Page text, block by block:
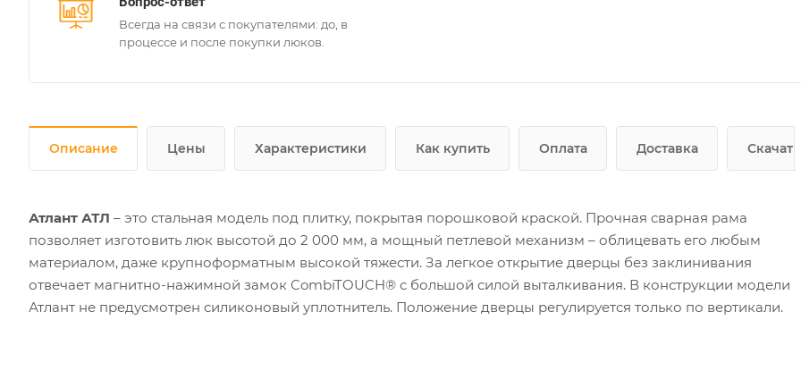
Всегда на связи с покупателями: до, в
процессе и после покупки люков.
Описание Цены Характеристики Как купить Оплата Доставка Скачать
Атлант АТЛ – это стальная модель под плитку, покрытая порошковой краской. Прочная сварная рама
позволяет изготовить люк высотой до 2 000 мм, а мощный петлевой механизм – облицевать его любым
материалом, даже крупноформатным высокой тяжести. За легкое открытие дверцы без заклинивания
отвечает магнитно-нажимной замок CombiTOUCH® с большой силой выталкивания. В конструкции модели
Атлант не предусмотрен силиконовый уплотнитель. Положение дверцы регулируется только по вертикали.